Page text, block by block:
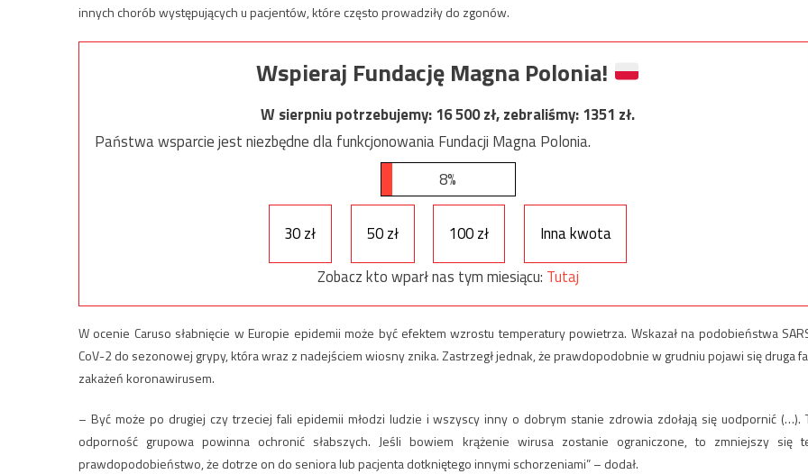
innych chorób występujących u pacjentów, które często prowadziły do zgonów.
Wspieraj Fundację Magna Polonia!
W sierpniu potrzebujemy:16 500zł, zebraliśmy:1351 zł.
Państwa wsparcie jest niezbędne dla funkcjonowania Fundacji Magna Polonia.
8%
30 zł 50 zł 100 zł
Inna kwota
Zobacz kto wparł nas tym miesiącu: Tutaj
W ocenie Caruso słabnięcie w Europie epidemii może być efektem wzrostu temperatury powietrza. Wskazał na podobieństwa
CoV-2 do sezonowej grypy, która wraz z nadejściem wiosny znika. Zastrzegł jednak, że prawdopodobnie w grudniu pojawi się druga
zakażeń koronawirusem.
– Być może po drugiej czy trzeciej fali epidemii młodzi ludzie i wszyscy inny o dobrym stanie zdrowia zdołają się uodpornić (…).
odporność grupowa powinna ochronić słabszych. Jeśli bowiem krążenie wirusa zostanie ograniczone, to zmniejszy się
prawdopodobieństwo, że dotrze on do seniora lub pacjenta dotkniętego innymi schorzeniami” – dodał.